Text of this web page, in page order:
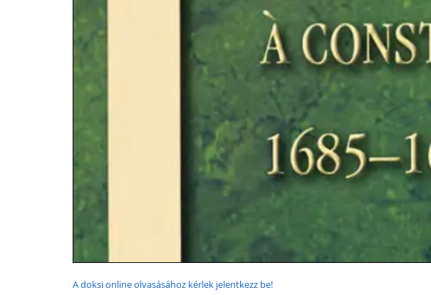
A doksi online olvasásához kérlek jelentkezz be!